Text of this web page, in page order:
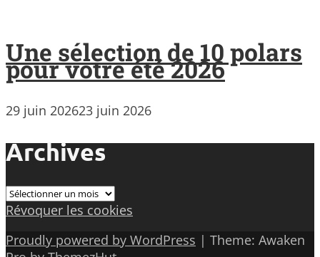
Une sélection de 10 polars
pour votre été 2026
29 juin 202623 juin 2026
Archives
Archives
Révoquer les cookies
Proudly powered by WordPress | Theme: Awaken